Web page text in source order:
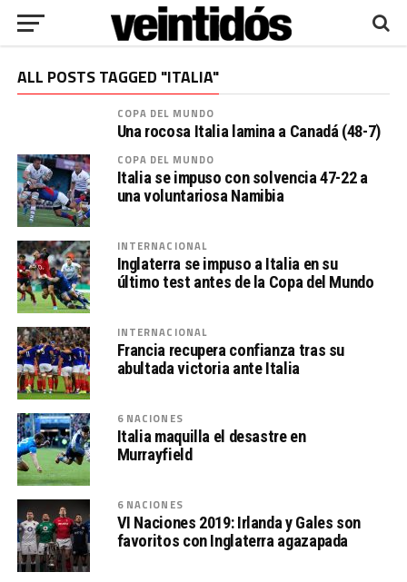
ALL POSTS TAGGED "ITALIA"
COPA DEL MUNDO
Una rocosa Italia lamina a Canadá (48-7)
COPA DEL MUNDO
Italia se impuso con solvencia 47-22 a
una voluntariosa Namibia
INTERNACIONAL
Inglaterra se impuso a Italia en su
último test antes de la Copa del Mundo
INTERNACIONAL
Francia recupera confianza tras su
abultada victoria ante Italia
6 NACIONES
Italia maquilla el desastre en
Murrayfield
6 NACIONES
VI Naciones 2019: Irlanda y Gales son
favoritos con Inglaterra agazapada